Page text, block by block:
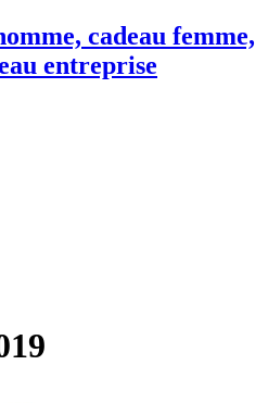
cadeau femme,
entreprise